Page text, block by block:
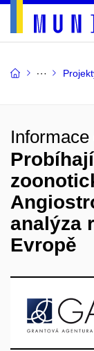
analýza
Evropě